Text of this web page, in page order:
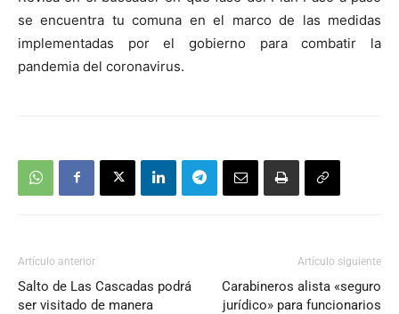
se encuentra tu comuna en el marco de las medidas
implementadas por el gobierno para combatir la
pandemia del coronavirus.
Artículo anterior
Salto de Las Cascadas podrá
ser visitado de manera
Artículo siguiente
Carabineros alista «seguro
jurídico» para funcionarios